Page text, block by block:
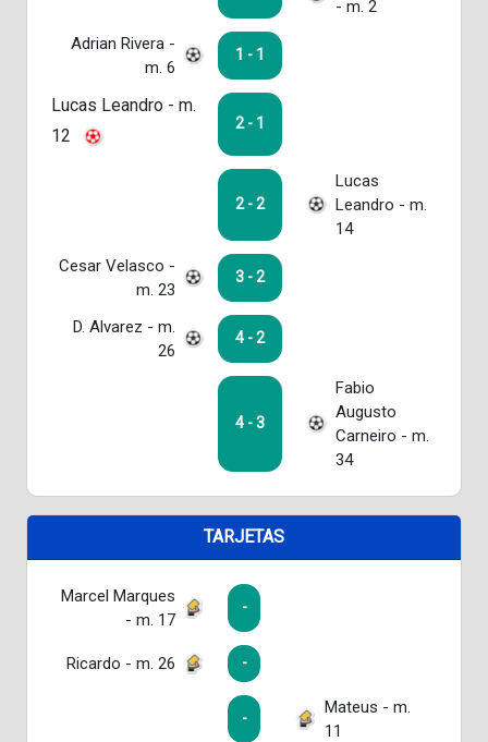
- m. 2
Adrian Rivera -
m. 6
1 - 1
Lucas Leandro - m.
12
2 - 1
2 - 2
Lucas
Leandro - m.
14
Cesar Velasco -
m. 23
3 - 2
D. Alvarez - m.
26
4 - 2
4 - 3
Fabio
Augusto
Carneiro - m.
34
TARJETAS
Marcel Marques
- m. 17
-
Ricardo - m. 26 -
-
Mateus - m.
11